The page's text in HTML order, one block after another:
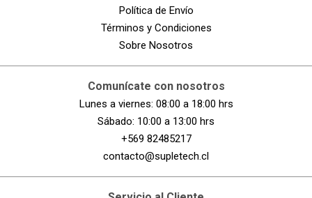
Política de Envío
Términos y Condiciones
Sobre Nosotros
Comunícate con nosotros
Lunes a viernes: 08:00 a 18:00 hrs
Sábado: 10:00 a 13:00 hrs
+569 82485217
contacto@supletech.cl